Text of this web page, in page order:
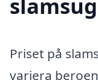
Priset på
variera